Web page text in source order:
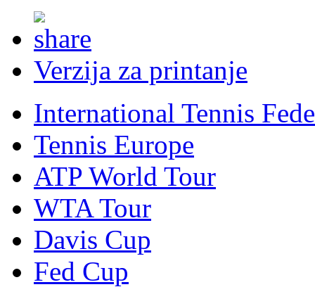
Verzija za printanje
International Tennis
Tennis Europe
ATP World Tour
WTA Tour
Davis Cup
Fed Cup